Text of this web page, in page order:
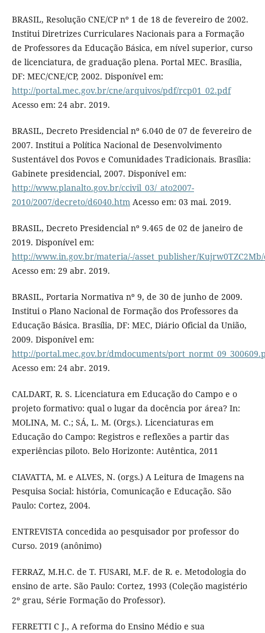
BRASIL, Resolução CNE/CP nº 1 de 18 de fevereiro de 2002.
Institui Diretrizes Curriculares Nacionais para a Formação
de Professores da Educação Básica, em nível superior, curso
de licenciatura, de graduação plena. Portal MEC. Brasília,
DF: MEC/CNE/CP, 2002. Disponível em:
http://portal.mec.gov.br/cne/arquivos/pdf/rcp01_02.pdf
Acesso em: 24 abr. 2019.
BRASIL, Decreto Presidencial nº 6.040 de 07 de fevereiro de
2007. Institui a Política Nacional de Desenvolvimento
Sustentável dos Povos e Comunidades Tradicionais. Brasília:
Gabinete presidencial, 2007. Disponível em:
http://www.planalto.gov.br/ccivil_03/_ato2007-
2010/2007/decreto/d6040.htmAcesso em: 03 mai. 2019.
BRASIL, Decreto Presidencial nº 9.465 de 02 de janeiro de
2019. Disponível em:
http://www.in.gov.br/materia/-/asset_publisher/
Acesso em: 29 abr. 2019.
BRASIL, Portaria Normativa nº 9, de 30 de junho de 2009.
Institui o Plano Nacional de Formação dos Professores da
Educação Básica. Brasília, DF: MEC, Diário Oficial da União,
2009. Disponível em:
http://portal.mec.gov.br/dmdocuments/
Acesso em: 24 abr. 2019.
CALDART, R. S. Licenciatura em Educação do Campo e o
projeto formativo: qual o lugar da docência por área? In:
MOLINA, M. C.; SÁ, L. M. (Orgs.). Licenciaturas em
Educação do Campo: Registros e reflexões a partir das
experiências piloto. Belo Horizonte: Autêntica, 2011
CIAVATTA, M. e ALVES, N. (orgs.) A Leitura de Imagens na
Pesquisa Social: história, Comunicação e Educação. São
Paulo: Cortez, 2004.
ENTREVISTA concedida ao pesquisador por professor do
Curso. 2019 (anônimo)
FERRAZ, M.H.C. de T. FUSARI, M.F. de R. e. Metodologia do
ensino de arte. São Paulo: Cortez, 1993 (Coleção magistério
2º grau, Série Formação do Professor).
FERRETTI C J., A reforma do Ensino Médio e sua